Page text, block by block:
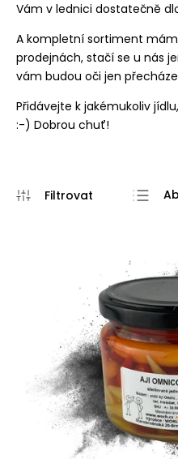
Vám v lednici dostatečně
A kompletní sortiment
prodejnách, stačí se u nás
vám budou oči jen
Přidávejte k jakémukoliv
:-) Dobrou chuť!